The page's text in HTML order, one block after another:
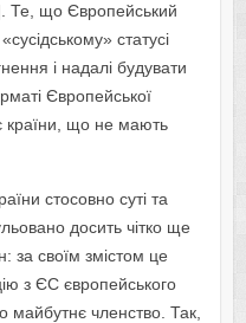
Те, що Європейський
статусі
і надалі будувати
Європейської
країни, що не мають
стосовно суті та
досить чітко ще
за своїм змістом це
з ЄС європейського
майбутнє членство. Так,